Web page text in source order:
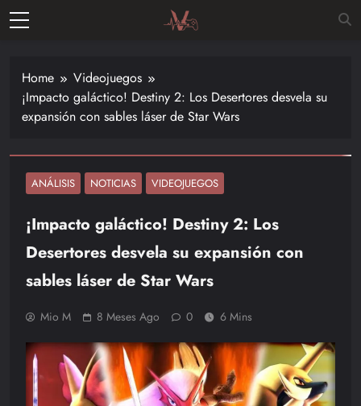
Skip
de las
últimas
novedades
los
–
Playstac
Home
Videojuegos
¡Impacto galáctico! Destiny 2: Los Desertores desvela su
expansión con sables láser de Star Wars
ANÁLISIS NOTICIAS VIDEOJUEGOS
¡Impacto galáctico! Destiny 2: Los
Desertores desvela su expansión con
sables láser de Star Wars
Mio M 8 Meses Ago 0 6 Mins